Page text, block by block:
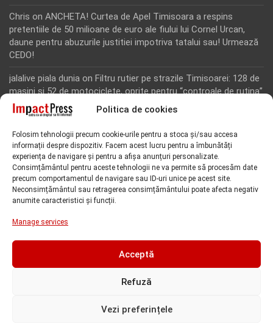
Politica de cookies
Folosim tehnologii precum cookie-urile pentru a stoca și/sau accesa
informații despre dispozitiv. Facem acest lucru pentru a îmbunătăți
experiența de navigare și pentru a afișa anunțuri personalizate.
Consimțământul pentru aceste tehnologii ne va permite să procesăm date
precum comportamentul de navigare sau ID-uri unice pe acest site.
Neconsimțământul sau retragerea consimțământului poate afecta negativ
anumite caracteristici și funcții.
Manage services
Acceptă
Refuză
Vezi preferințele
Chris on ANCHETA! Curtea de Apel Timisoara a respins
pretentiile de 50 milioane de euro ale fiului lui Cornel Urcan,
daune pentru abuzurile justitiei impotriva tatalui sau! Urmează
CEDO!
jalalive piala dunia on Filtru rutier pe strazile Timisoarei: 128 de
masini si 52 de motociclete, oprite pentru “controale de rutina”
Rodion Camatoritul on Inca un martor din dosarul fraudei cu
“Toti martorii hartuiti au facut plangere penala pentru
represiune nedreapta si cercetare abuziva”, anunta avocatul
Florin Kovacs
Rodion CamatoritulonInca un martor din dosarul fraudei cu
fonduri europene de la Tomnatic, retinut pentru 24 de ore!
represiune nedreapta si cercetare abuziva”, anunta avocatul
Florin Kovacs
Copyright @Impact Press - Toate drepturile rezervate |